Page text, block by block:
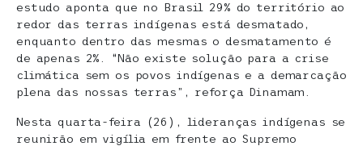
estudo aponta que no Brasil 29% do território ao
redor das terras indígenas está desmatado,
enquanto dentro das mesmas o desmatamento é
de apenas 2%. “Não existe solução para a crise
climática sem os povos indígenas e a demarcação
plena das nossas terras”, reforça Dinamam.
Nesta quarta-feira (26), lideranças indígenas se
reunirão em vigília em frente ao Supremo